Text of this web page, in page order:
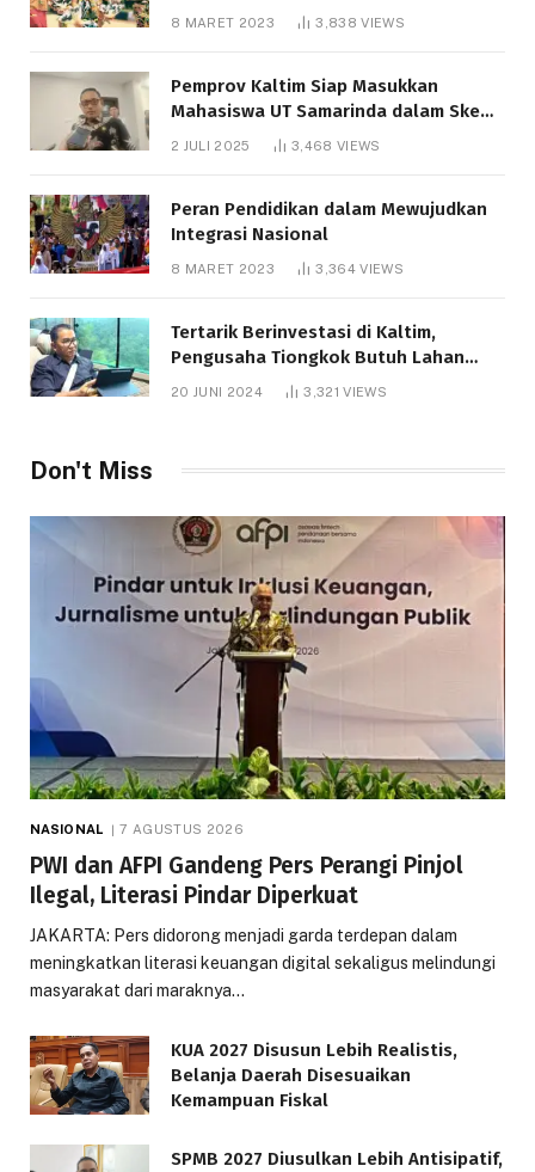
8 MARET 2023 3,838VIEWS
Pemprov Kaltim Siap Masukkan
Mahasiswa UT Samarinda dalam Skema
Bantuan Pendidikan Gratispol
2 JULI 2025 3,468 VIEWS
Peran Pendidikan dalam Mewujudkan
Integrasi Nasional
8 MARET 2023 3,364VIEWS
Tertarik Berinvestasi di Kaltim,
Pengusaha Tiongkok Butuh Lahan
1.000 Hektare
20 JUNI 2024 3,321VIEWS
Don't Miss
NASIONAL 7 AGUSTUS 2026
PWI dan AFPI Gandeng Pers Perangi Pinjol
Ilegal, Literasi Pindar Diperkuat
JAKARTA: Pers didorong menjadi garda terdepan dalam
meningkatkan literasi keuangan digital sekaligus melindungi
masyarakat dari maraknya…
KUA 2027 Disusun Lebih Realistis,
Belanja Daerah Disesuaikan
Kemampuan Fiskal
SPMB 2027 Diusulkan Lebih Antisipatif,